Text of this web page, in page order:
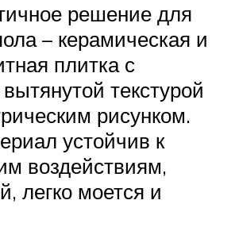
решение для
– керамическая и
плитка с
текстурой
рисунком.
устойчив к
воздействиям,
легко моется и